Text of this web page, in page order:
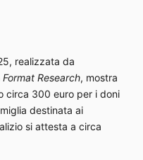
realizzata da
Format Research, mostra
circa 300 euro per i doni
destinata ai
si attesta a circa